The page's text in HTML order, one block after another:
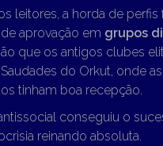
leitores, a horda de perfis
aprovação em grupos
que os antigos clubes
do Orkut, onde
tinham boa recepção.
conseguiu o
reinando absoluta.